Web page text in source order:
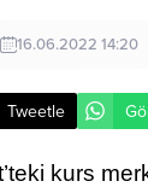
16.06.2022 14:20
Tweetle
kurs